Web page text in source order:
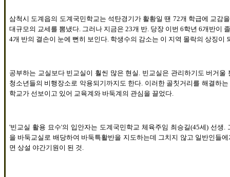
삼척시 도계읍의 도계국민학교는 석탄경기가 활황일 땐 72개 학급에 교감
대규모의 교세를 뽐냈다. 그러나 지금은 23개 반. 당장 이번 6학년 6개반이
4개 반의 결손이 눈에 뻔히 보인다. 학생수의 감소는 이 지역 몰락의 상징이
공부하는 교실보다 빈교실이 훨씬 많은 현실 . 빈교실은 관리하기도 버거울
청소년들의 비행장소로 악용되기까지도 한다. 이러한 골칫거리를 해결하
학교가 선보이고 있어 교육계와 바둑계의 관심을 끌었다.
'빈교실 활용 묘수'의 입안자는 도계국민학교 체육주임 최승길(45세) 선생.
을 바둑교실로 배당하여 바둑특활반을 지도하는데 그치지 않고 일반인들
면 상설 야간기원이 된 것 .